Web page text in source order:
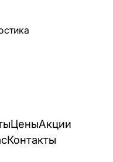
ЦеныАкции
Контакты